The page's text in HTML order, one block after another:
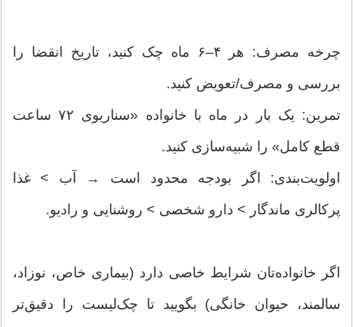
چرخه مصرف: هر ۴–۶ ماه چک کنید، تاریخ انقضا را
بررسی و مصرف/تعویض کنید.
تمرین: یک بار در ماه با خانواده «سناریوی ۷۲ ساعت
قطع کامل» را شبیه‌سازی کنید.
اولویت‌بندی: اگر بودجه محدود است → آب > غذا
پرکالری ماندگار > دارو شخصی > روشنایی و رادیو.
اگر خانواده‌تان شرایط خاصی دارد (بیماری خاص، نوزاد،
سالمند، حیوان خانگی) بگویید تا چک‌لیست را دقیق‌تر